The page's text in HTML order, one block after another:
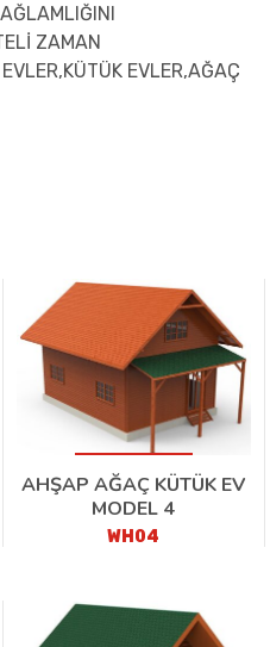
ZAMAN
EVLER,AĞAÇ
AHŞAP AĞAÇ KÜTÜK EV
MODEL 4
WH04